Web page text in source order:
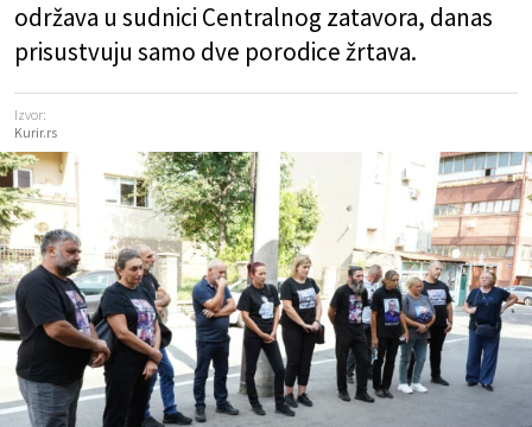
održava u sudnici Centralnog zatavora, danas
prisustvuju samo dve porodice žrtava.
Izvor:
Kurir.rs